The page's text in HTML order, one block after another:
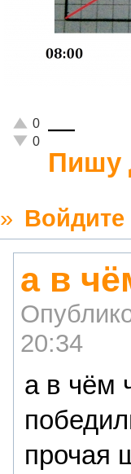
Отлично!
0
Неадекватно!
0 —
Пишу
» Войдите
а в
20:34
а в чём
прочая